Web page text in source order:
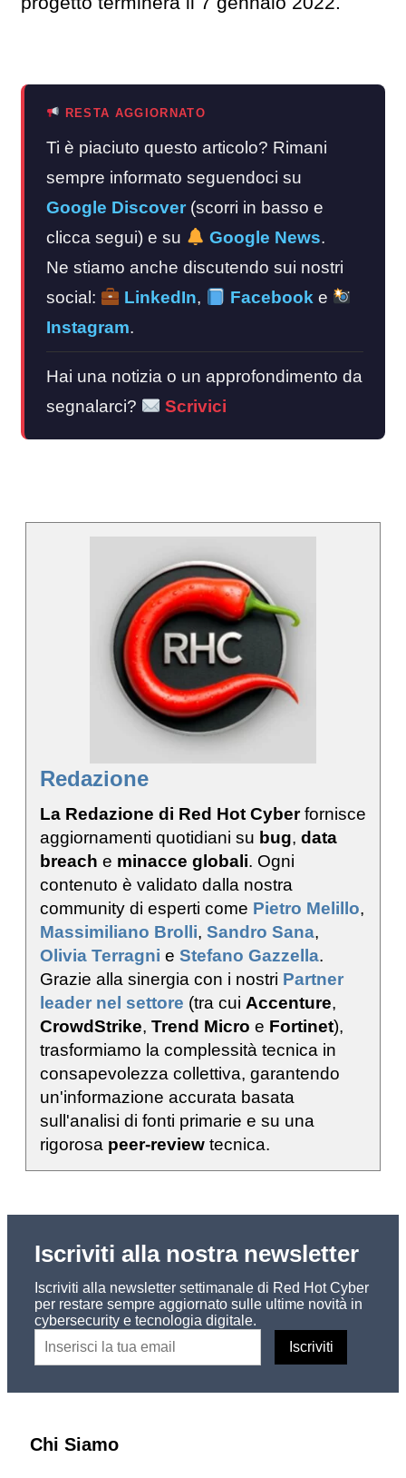
RESTA AGGIORNATO
Ti è piaciuto questo articolo? Rimani
sempre informato seguendoci su
Google Discover (scorri in basso e
clicca segui) e su
Google News.
Ne stiamo anche discutendo sui nostri
social:
LinkedIn, Facebook e
Instagram.
Hai una notizia o un approfondimento da
segnalarci?
Scrivici
Redazione
La Redazione di Red Hot Cyberfornisce
aggiornamenti quotidiani su bug, data
breach e minacce globali. Ogni
contenuto è validato dalla nostra
community di esperti come Pietro Melillo,
Massimiliano Brolli, Sandro Sana,
Olivia Terragni e Stefano Gazzella.
Grazie alla sinergia con i nostri Partner
leader nel settore (tra cui Accenture,
CrowdStrike, Trend Micro e Fortinet),
trasformiamo la complessità tecnica in
consapevolezza collettiva, garantendo
un'informazione accurata basata
sull'analisi di fonti primarie e su una
rigorosa peer-review tecnica.
Iscriviti alla nostra newsletter
Iscriviti alla newsletter settimanale di Red Hot Cyber
per restare sempre aggiornato sulle ultime novità in
cybersecurity e tecnologia digitale.
Chi Siamo